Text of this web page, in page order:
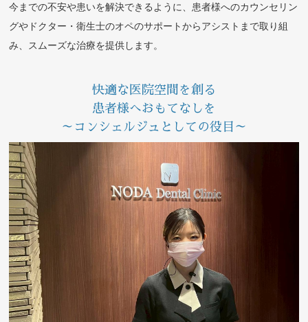
今までの不安や患いを解決できるように、患者様へのカウンセリン
グやドクター・衛生士のオペのサポートからアシストまで取り組
み、スムーズな治療を提供します。
快適な医院空間を創る
患者様へおもてなしを
～コンシェルジュとしての役目～